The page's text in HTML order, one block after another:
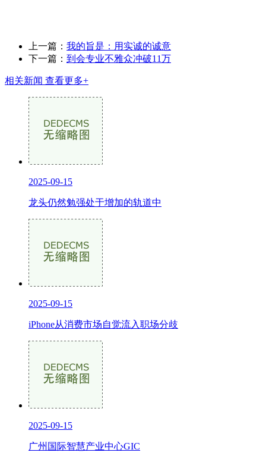
上一篇： 我的旨是：用实诚的诚意
下一篇： 到会专业不雅众冲破11万
相关新闻 查看更多+
2025-09-15
龙头仍然勉强处于增加的轨道中
2025-09-15
iPhone从消费市场自觉流入职场分歧
2025-09-15
广州国际智慧产业中心GIC